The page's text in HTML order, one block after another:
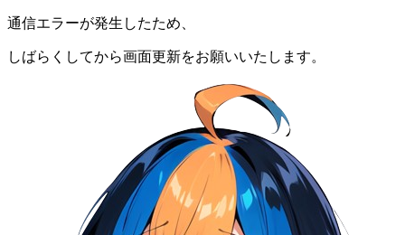
通信エラーが発生したため、
しばらくしてから画面更新をお願いいたします。